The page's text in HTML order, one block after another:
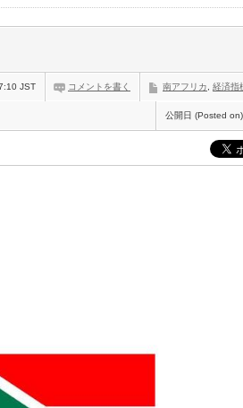
南アフリカ 経済指
コメントを書く
JST
公開日 (Posted